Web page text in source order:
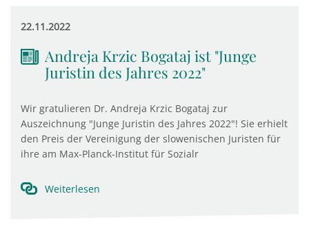
22.11.2022
Andreja Krzic Bogataj ist "Junge
Juristin des Jahres 2022"
Wir gratulieren Dr. Andreja Krzic Bogataj zur
Auszeichnung "Junge Juristin des Jahres 2022"! Sie erhielt
den Preis der Vereinigung der slowenischen Juristen für
ihre am Max-Planck-Institut für Sozialr
Weiterlesen